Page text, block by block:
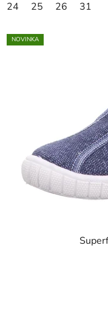
24 25 26 31
NOVINKA